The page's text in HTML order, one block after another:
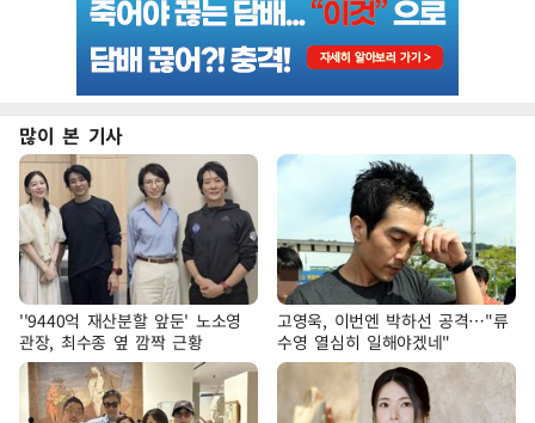
많이 본 기사
''9440억 재산분할 앞둔' 노소영
관장, 최수종 옆 깜짝 근황
고영욱, 이번엔 박하선 공격…"류
수영 열심히 일해야겠네"